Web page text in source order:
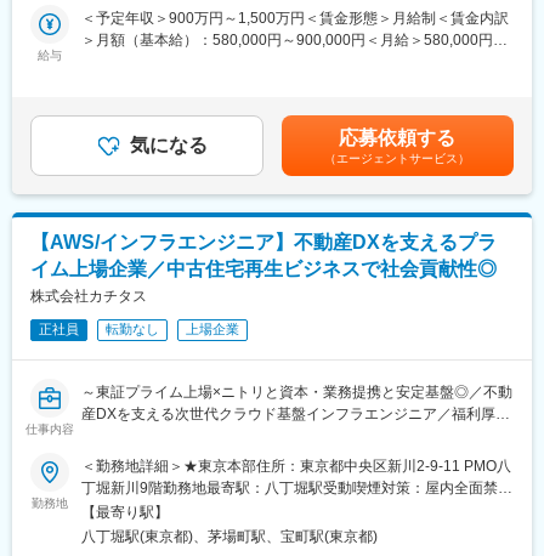
しています。
のDX推進を加速中です。
その中核となるのが、AWSを基盤としたクラウドインフラでの統
■業務内容：
・AWS環境の設計・構築・運用（EC2, S3, RDS, IAM, Lambda
・クラウドネイティブアーキテクチャの導入支援
・インフラ全体の運用方針策定、技術選定、チームマネジメント
発
■本ポジションの魅力：
（1）大規模DXの基盤を設計：営業・バックオフィスを含めた業
務全体の統合プラットフォームを支えるインフラをゼロから設計
可能。
（2）クラウドネイティブ推進の中心：AWSを基盤としたスーパ
ーアプリ開発やデータ分析基盤の構築をリードし事業インパクト
（3）事業成長への直接貢献：プラットフォーム構築により生産性
向上・コスト削減を実現、事業目標「年間棟数10,000棟」達成に
直結する仕事。
（4）組織フェーズの面白さ：DX推進チームはまだ立ち上げ期
給与
＜予定年収＞900万円～1,500万円＜賃金形態＞月給制＜賃金内訳
＞月額（基本給）：580,000円～900,000円＜月給＞580,000円～
ます。月給(月額)は固定手当を含めた表記です。
気になる 応募依頼する
（エージェントサービス）
【AWS/インフラエンジニア】不動産DXを支えるプラ
イム上場企業／中古住宅再生ビジネスで社会貢献性◎
株式会社カチタス
正社員 転勤なし 上場企業
仕事内容
～東証プライム上場×ニトリと資本・業務提携と安定基盤◎／不動
産DXを支える次世代クラウド基盤インフラエンジニア／福利厚生
■募集背景
カチタスは築古戸建市場において12年連続マーケットリーダーを
維持し、日本の空き家課題の解決に取り組んでいます。
現在「年間棟数10,000棟」の達成を目指し、大規模DXを推進中。
勤務地
＜勤務地詳細＞★東京本部住所：東京都中央区新川2-9-11 PMO八
丁堀新川9階勤務地最寄駅：八丁堀駅受動喫煙対策：屋内全面禁煙
変更の範囲：会社の定める事業所
【最寄り駅】
八丁堀駅(東京都)、茅場町駅、宝町駅(東京都)